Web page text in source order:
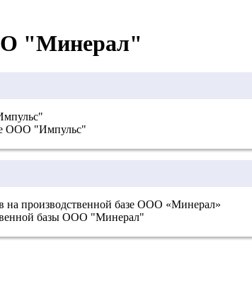
"Минерал"
ООО "Импульс"
на производственной базе ООО «Минерал»
базы ООО "Минерал"